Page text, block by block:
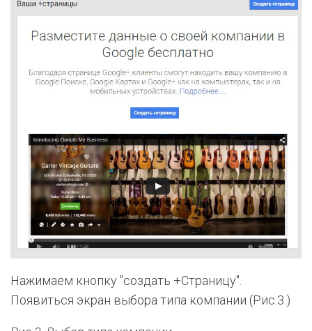
Нажимаем кнопку "создать +Страницу".
Появиться экран выбора типа компании (Рис.3.)